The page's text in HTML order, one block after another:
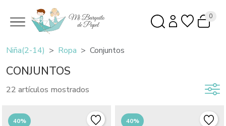
0
Niña(2-14) Ropa Conjuntos
CONJUNTOS
22 artículos mostrados
40% 40%